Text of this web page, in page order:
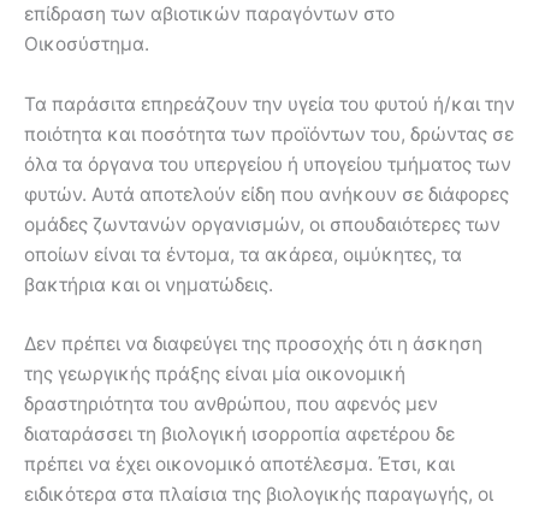
επίδραση των αβιοτικών παραγόντων στο
Οικοσύστηµα.
Τα παράσιτα επηρεάζουν την υγεία του φυτού ή/και την
ποιότητα και ποσότητα των προϊόντων του, δρώντας σε
όλα τα όργανα του υπεργείου ή υπογείου τµήµατος των
φυτών. Αυτά αποτελούν είδη που ανήκουν σε διάφορες
οµάδες ζωντανών οργανισµών, οι σπουδαιότερες των
οποίων είναι τα έντοµα, τα ακάρεα, οιµύκητες, τα
βακτήρια και οι νηµατώδεις.
∆εν πρέπει να διαφεύγει της προσοχής ότι η άσκηση
της γεωργικής πράξης είναι µία οικονοµική
δραστηριότητα του ανθρώπου, που αφενός µεν
διαταράσσει τη βιολογική ισορροπία αφετέρου δε
πρέπει να έχει οικονοµικό αποτέλεσµα. Έτσι, και
ειδικότερα στα πλαίσια της βιολογικής παραγωγής, οι